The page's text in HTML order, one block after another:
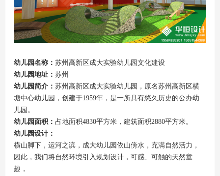
幼儿园名称 ：苏州高新区成大实验幼儿园文化建设
幼儿园地址：苏州
幼儿园简介：苏州高新区成大实验幼儿园，原名苏州高新区横
塘中心幼儿园，创建于1959年，是一所具有悠久历史的公办幼
儿园。
幼儿园面积：占地面积4830平方米，建筑面积2880平方米。
幼儿园设计 ：
横山脚下，运河之滨，成大幼儿园依山傍水，充满自然活力，
因此，我们将自然环境引入规划设计，可感、可触的天然童
趣，